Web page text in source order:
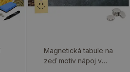
Magnetická tabule na
zeď motiv nápoj v